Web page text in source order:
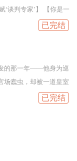
道姑\\’下山，被诓骗至
鬼胎的外祖一家。不想
，为杜绝后患，日后不
错就错。顾聿昭好容易
性儿诱哄：“吾必不输
待卿。”奈何，任凭顾聿
：顾聿昭身受重伤弥留
，头戴青玉莲花观，垂
‘谈判专家’】 【你是一
谈判技巧】 【恭喜你觉
第二个华尔街之狼，
已完结
的那一年——他身为巡
场蠹虫，却被一道皇室
州。 持圣谕下手的是他
已完结